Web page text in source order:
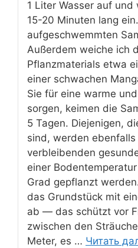
1 Liter Wasser auf und
15-20 Minuten lang
aufgeschwemmten
Außerdem weiche ich
Pflanzmaterials etwa
einer schwachen
Sie für eine warme
sorgen, keimen die
5 Tagen. Diejenigen,
sind, werden
verbleibenden
einer
Grad gepflanzt
das Grundstück mit
ab — das schützt vor
zwischen den
Meter, es … Читать